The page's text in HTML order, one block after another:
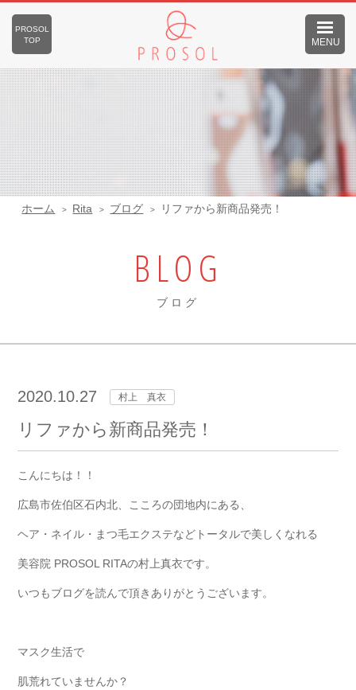
MENU
PROSOL
TOP
ホーム Rita ブログ リファから新商品発売！
BLOG
ブログ
2020.10.27 村上 真衣
リファから新商品発売！
こんにちは！！
広島市佐伯区石内北、こころの団地内にある、
ヘア・ネイル・まつ毛エクステなどトータルで美しくなれる
美容院 PROSOL RITAの村上真衣です。
いつもブログを読んで頂きありがとうございます。
マスク生活で
肌荒れていませんか？